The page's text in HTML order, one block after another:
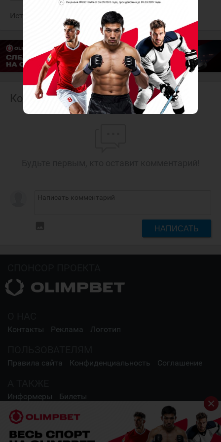
Источник: Федерация хоккея Финляндии
Комментарии
НАПИСАТЬ
Контакты Реклама Логотип
Правила сайта Конфиденциальность Соглашение
Информеры Билеты
СОЦИАЛЬНЫЕ СЕТИ